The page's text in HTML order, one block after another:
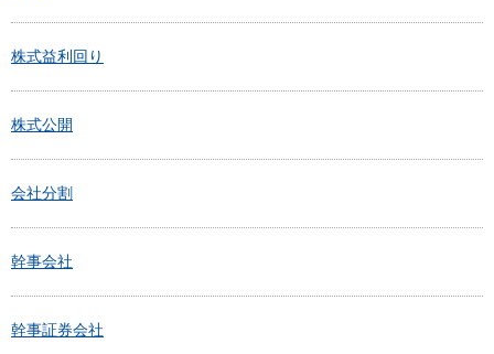
株式益利回り
株式公開
会社分割
幹事会社
幹事証券会社